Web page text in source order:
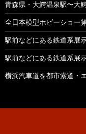
青森県・大鰐温泉駅〜大
全日本模型ホビーショー
駅前などにある鉄道系展
駅前などにある鉄道系展
横浜汽車道を都市索道・